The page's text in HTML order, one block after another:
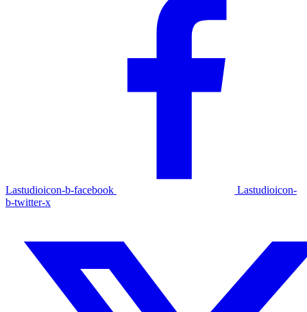
Lastudioicon-b-facebook
Lastudioicon-
b-twitter-x